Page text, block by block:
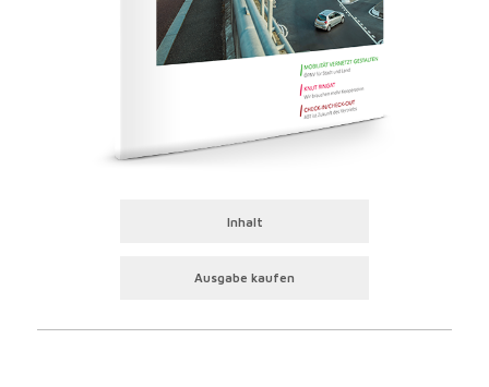
Inhalt
Ausgabe kaufen